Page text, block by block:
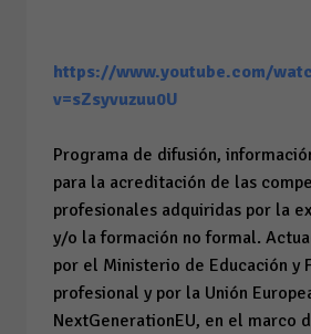
https://www.youtube.com/
v=sZsyvuzuu0U
Programa de difusión,
para la acreditación de las
profesionales adquiridas por la
y/o la formación no formal.
por el Ministerio de Educación y
profesional y por la Unión
NextGenerationEU, en el marco